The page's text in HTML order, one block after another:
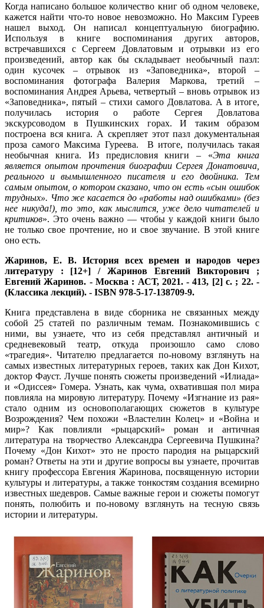
Когда написано большое количество книг об одном человеке,
кажется найти что-то новое невозможно. Но Максим Гуреев
нашел выход. Он написал концептуальную биографию.
Используя в книге воспоминания других авторов,
встречавшихся с Сергеем Довлатовым и отрывки из его
произведений, автор как бы складывает необычный пазл:
один кусочек – отрывок из «Заповедника», второй –
воспоминания фотографа Валерия Маркова, третий –
воспоминания Андрея Арьева, четвертый – вновь отрывок из
«Заповедника», пятый – стихи самого Довлатова. А в итоге,
получилась история о работе Сергея Довлатова
экскурсоводом в Пушкинских горах. И таким образом
построена вся книга. А скрепляет этот пазл документальная
проза самого Максима Гуреева. В итоге, получилась такая
необычная книга. Из предисловия книги – «Эта книга
является опытом прочтения биографии Сергея Донатовича,
реального и вымышленного писателя и его двойника. Тем
самым опытом, о котором сказано, что он есть «сын ошибок
трудных». Что же касается до «работы над ошибками» (без
нее никуда!), то это, как мыслится, уже дело читателей и
критиков». Это очень важно — чтобы у каждой книги было
не только свое прочтение, но и свое звучание. В этой книге
оно есть.
Жаринов, Е. В.История всех времен и народов через
литературу : [12+] / Жаринов Евгений Викторович ;
Евгений Жаринов. - Москва : АСТ, 2021. - 413, [2] с. ; 22. -
(Классика лекций). - ISBN 978-5-17-138709-9.
Книга представлена в виде сборника не связанных между
собой 25 статей по различным темам. Познакомившись с
ними, вы узнаете, что из себя представлял античный и
средневековый театр, откуда произошло само слово
«трагедия». Читателю предлагается по-новому взглянуть на
самых известных литературных героев, таких как Дон Кихот,
доктор Фауст. Лучше понять сюжеты произведений «Илиада»
и «Одиссея» Гомера. Узнать, как чума, охватившая пол мира
повлияла на мировую литературу. Почему «Изгнание из рая»
стало одним из основополагающих сюжетов в культуре
Возрождения? Чем похожи «Властелин Колец» и «Война и
мир»? Как повлияли «рыцарский» роман и античная
литература на творчество Александра Сергеевича Пушкина?
Почему «Дон Кихот» это не просто пародия на рыцарский
роман? Ответы на эти и другие вопросы вы узнаете, прочитав
книгу профессора Евгения Жаринова, посвященную истории
культуры и литературы, а также тонкостям создания всемирно
известных шедевров. Самые важные герои и сюжеты помогут
понять, полюбить и по-новому взглянуть на тесную связь
истории и литературы.